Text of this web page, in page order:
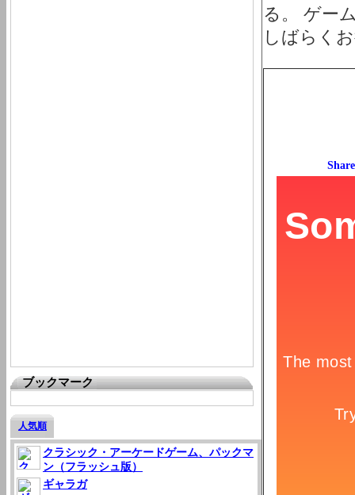
ブックマーク
人気順
クラシック・アーケードゲーム、パックマ
ン（フラッシュ版）
ギャラガ
る。 ゲー
しばらく